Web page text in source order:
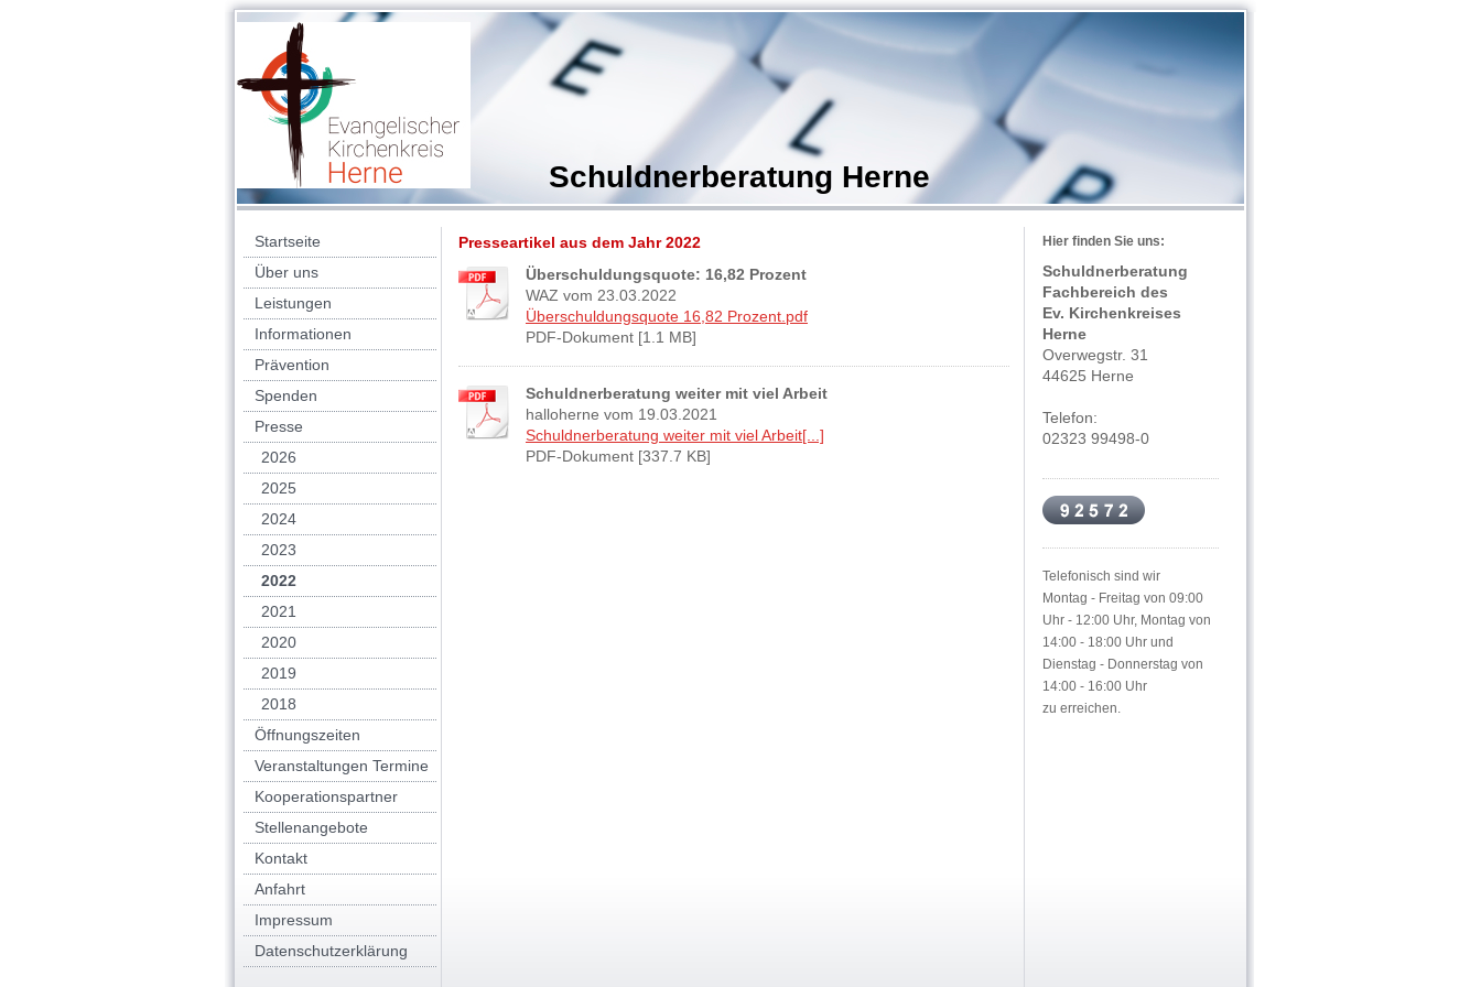
Schuldnerberatung Herne
Startseite
Über uns
Leistungen
Informationen
Prävention
Spenden
Presse
2026
2025
2024
2023
2022
2021
2020
2019
2018
Öffnungszeiten
Veranstaltungen Termine
Kooperationspartner
Stellenangebote
Kontakt
Anfahrt
Impressum
Datenschutzerklärung
Presseartikel aus dem Jahr 2022
Überschuldungsquote: 16,82 Prozent
WAZ vom 23.03.2022
Überschuldungsquote 16,82 Prozent.pdf
PDF-Dokument [1.1 MB]
Schuldnerberatung weiter mit viel Arbeit
halloherne vom 19.03.2021
Schuldnerberatung weiter mit viel Arbeit[...]
PDF-Dokument [337.7 KB]
Hier finden Sie uns:
Schuldnerberatung
Fachbereich des
Ev. Kirchenkreises
Herne
Overwegstr. 31
44625 Herne
Telefon:
02323 99498-0
Telefonisch sind wir
Montag - Freitag von 09:00
Uhr - 12:00 Uhr, Montag von
14:00 - 18:00 Uhr und
Dienstag - Donnerstag von
14:00 - 16:00 Uhr
zu erreichen.